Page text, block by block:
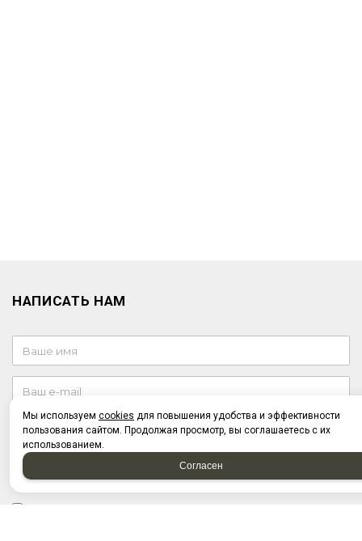
НАПИСАТЬ НАМ
Мы используем cookies для повышения удобства и эффективности
пользования сайтом. Продолжая просмотр, вы соглашаетесь с их
использованием.
Согласен